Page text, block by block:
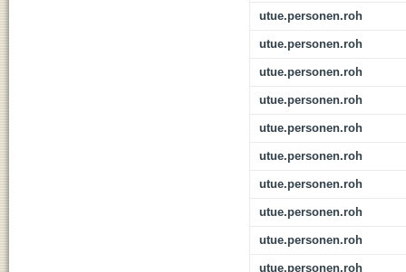
utue.personen.roh
utue.personen.roh
utue.personen.roh
utue.personen.roh
utue.personen.roh
utue.personen.roh
utue.personen.roh
utue.personen.roh
utue.personen.roh
utue.personen.roh